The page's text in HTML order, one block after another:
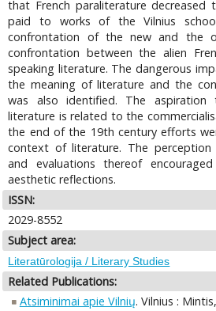
that French paraliterature
paid to works of the Vilnius
confrontation of the new and the
confrontation between the alien
speaking literature. The dangerous
the meaning of literature and the
was also identified. The
literature is related to the
the end of the 19th century efforts
context of literature. The
and evaluations thereof
aesthetic reflections.
ISSN:
2029-8552
Subject area:
Literatūrologija / Literary Studies
Related Publications:
Atsiminimai apie Vilnių. Vilnius :